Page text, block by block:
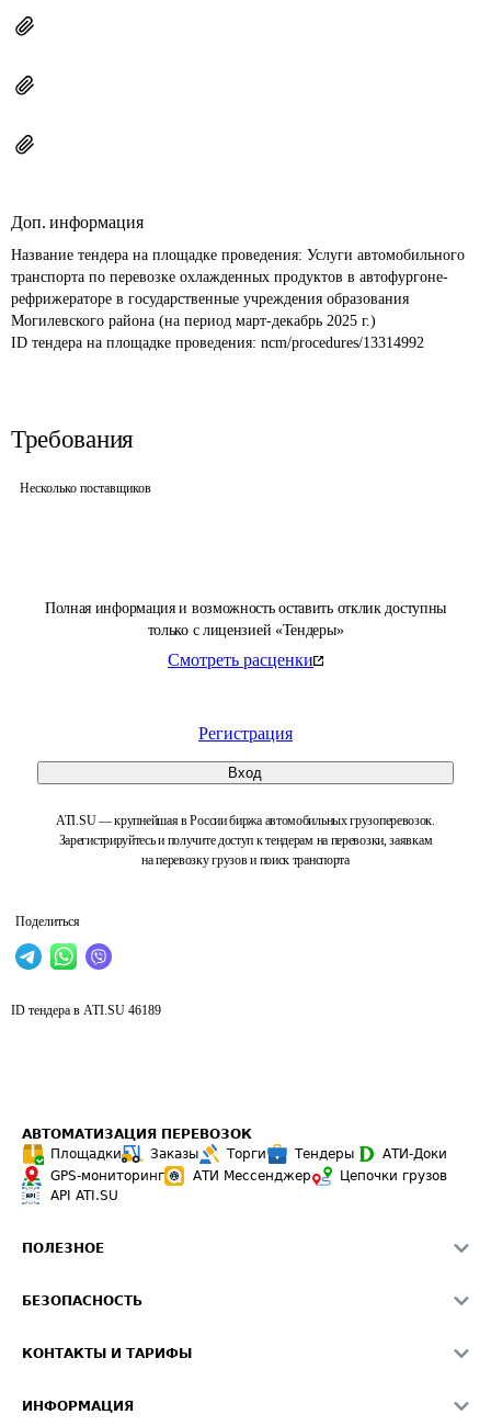
Полная информация и возможность оставить отклик доступны
только с лицензией «Тендеры»
Смотреть расценки
Регистрация
Вход
ATI.SU — крупнейшая в России биржа автомобильных грузоперевозок.
Зарегистрируйтесь и получите доступ к тендерам на перевозки, заявкам
на перевозку грузов и поиск транспорта
Поделиться
Доп. информация
Название тендера на площадке проведения: Услуги автомобильного
транспорта по перевозке охлажденных продуктов в автофургоне-
рефрижераторе в государственные учреждения образования
Могилевского района (на период март-декабрь 2025 г.)
ID тендера на площадке проведения: ncm/procedures/13314992
Требования
Несколько поставщиков
ID тендера в ATI.SU 46189
АВТОМАТИЗАЦИЯ ПЕРЕВОЗОК
Площадки
Заказы Торги Тендеры
АТИ-Доки
GPS-мониторинг
АТИ Мессенджер
Цепочки грузов
API ATI.SU
ПОЛЕЗНОЕ
Звезды ATI.SU на вашем сайте
Средние ставки
БЕЗОПАСНОСТЬ
Светофор+
КОНТАКТЫ И ТАРИФЫ
ИНФОРМАЦИЯ